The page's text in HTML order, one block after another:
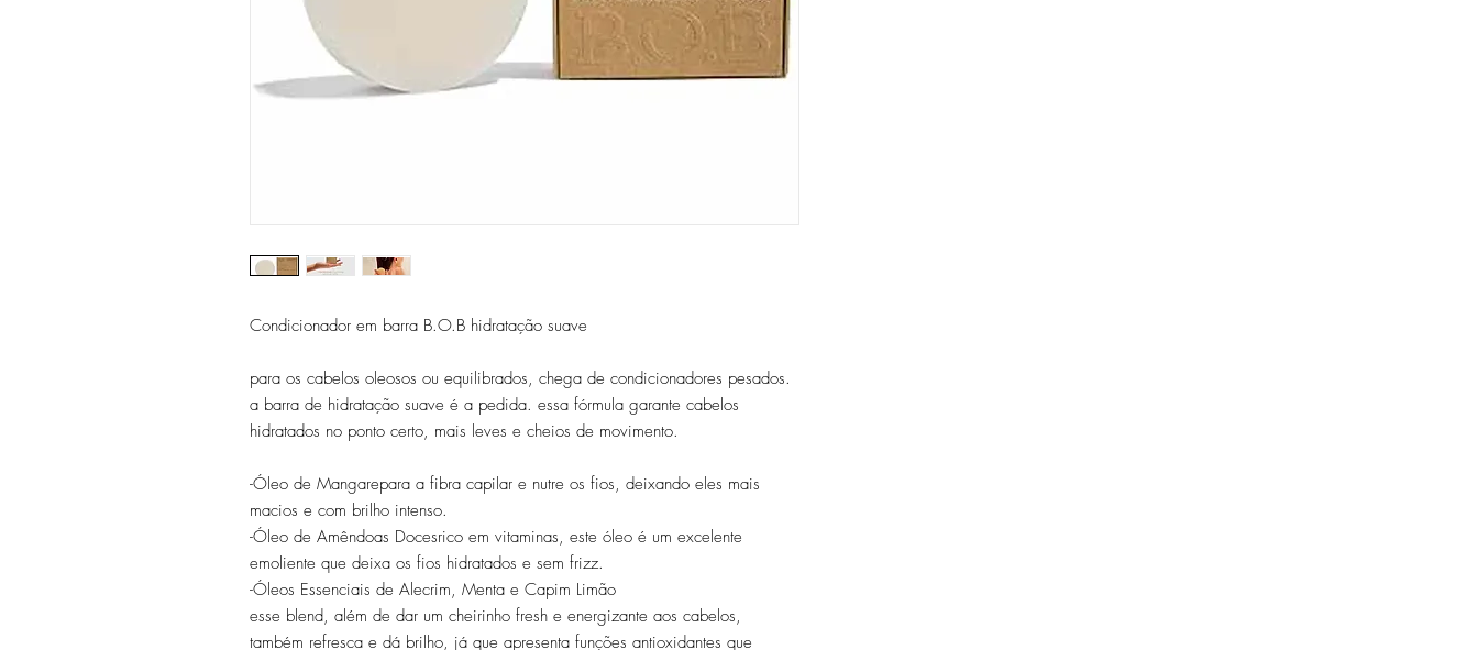
Condicionador em barra B.O.B hidratação suave
para os cabelos oleosos ou equilibrados, chega de condicionadores pesados.
a barra de hidratação suave é a pedida. essa fórmula garante cabelos
hidratados no ponto certo, mais leves e cheios de movimento.
-Óleo de Mangarepara a fibra capilar e nutre os fios, deixando eles mais
macios e com brilho intenso.
-Óleo de Amêndoas Docesrico em vitaminas, este óleo é um excelente
emoliente que deixa os fios hidratados e sem frizz.
-Óleos Essenciais de Alecrim, Menta e Capim Limão
esse blend, além de dar um cheirinho fresh e energizante aos cabelos,
também refresca e dá brilho, já que apresenta funções antioxidantes que